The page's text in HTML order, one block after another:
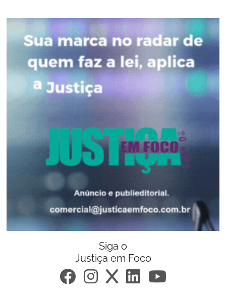
Siga o
Justiça em Foco